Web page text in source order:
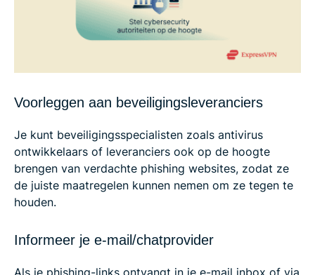
Voorleggen aan beveiligingsleveranciers
Je kunt beveiligingsspecialisten zoals antivirus
ontwikkelaars of leveranciers ook op de hoogte
brengen van verdachte phishing websites, zodat ze
de juiste maatregelen kunnen nemen om ze tegen te
houden.
Informeer je e-mail/chatprovider
Als je phishing-links ontvangt in je e-mail inbox of via